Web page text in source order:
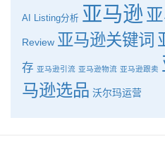
AI Listing分析 亚马逊
Review 亚马逊关键词
存 亚马逊引流 亚马逊物流 亚马逊跟卖
马逊选品 沃尔玛运营